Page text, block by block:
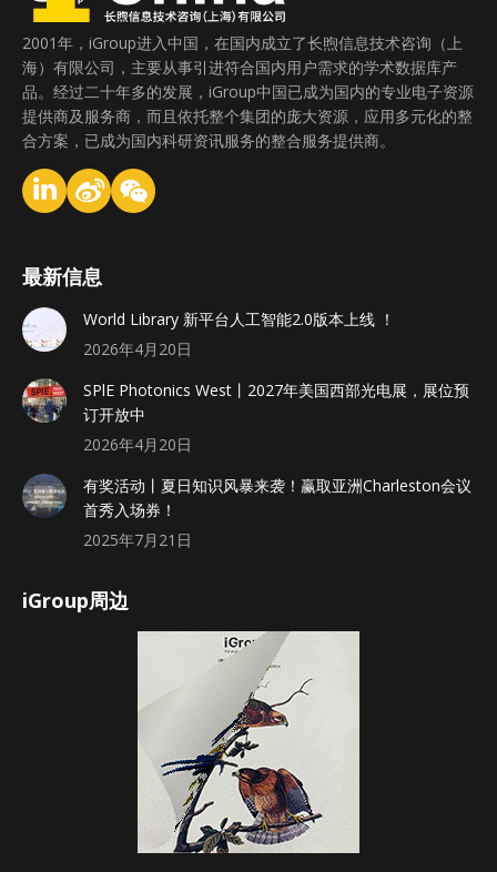
2001年，iGroup进入中国，在国内成立了长煦信息技术咨询（上
海）有限公司，主要从事引进符合国内用户需求的学术数据库产
品。经过二十年多的发展，iGroup中国已成为国内的专业电子资源
提供商及服务商，而且依托整个集团的庞大资源，应用多元化的整
合方案，已成为国内科研资讯服务的整合服务提供商。
最新信息
World Library 新平台人工智能2.0版本上线 ！
2026年4月20日
SPlE Photonics West丨2027年美国西部光电展，展位预
订开放中
2026年4月20日
有奖活动丨夏日知识风暴来袭！赢取亚洲Charleston会议
首秀入场券！
2025年7月21日
iGroup周边